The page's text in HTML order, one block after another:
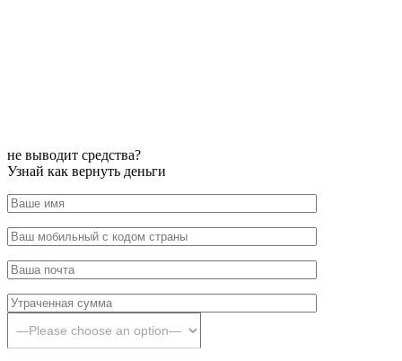
не выводит средства?
Узнай как вернуть деньги